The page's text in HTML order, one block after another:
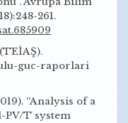
261.
guc-raporlari
“Analysis of a
T system